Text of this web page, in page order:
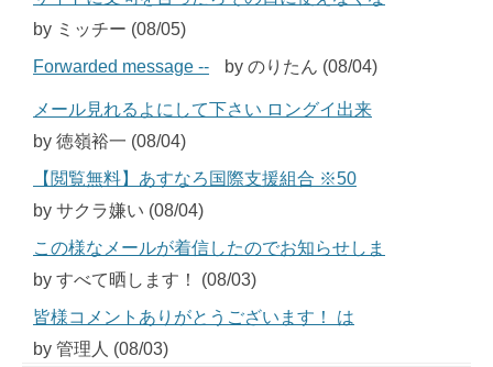
by ミッチー (08/05)
Forwarded message --
by のりたん (08/04)
メール見れるよにして下さい ロングイ出来
by 徳嶺裕一 (08/04)
【閲覧無料】あすなろ国際支援組合 ※50
by サクラ嫌い (08/04)
この様なメールが着信したのでお知らせしま
by すべて晒します！ (08/03)
皆様コメントありがとうございます！ は
by 管理人 (08/03)